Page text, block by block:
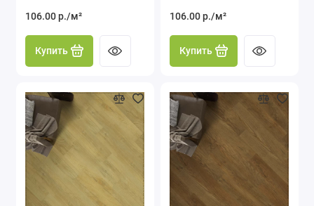
106.00 р./м²
Купить
106.00 р./м²
Купить